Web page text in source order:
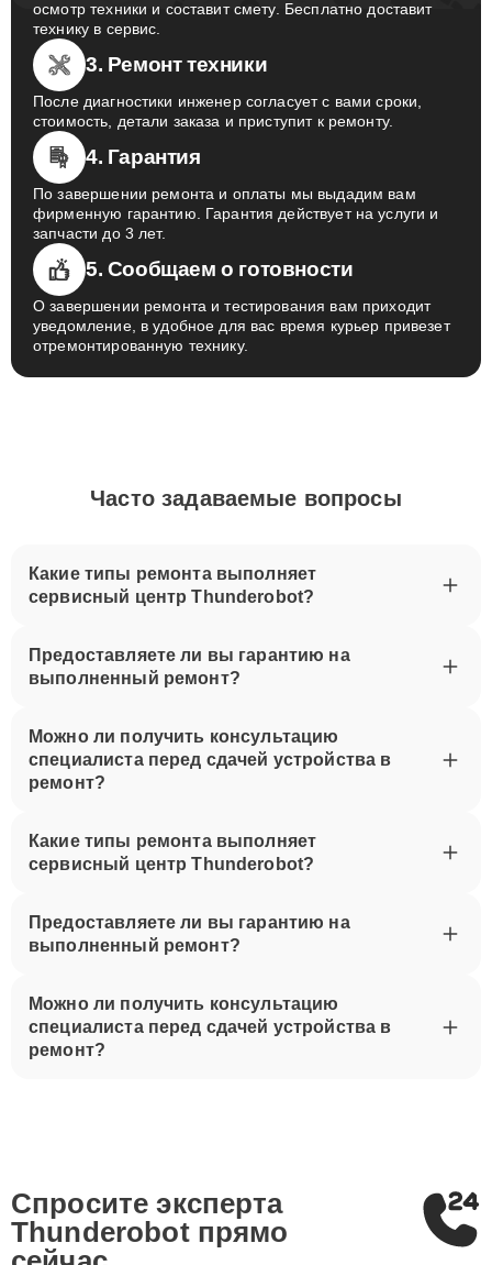
осмотр техники и составит смету. Бесплатно доставит
технику в сервис.
3. Ремонт техники
После диагностики инженер согласует с вами сроки,
стоимость, детали заказа и приступит к ремонту.
4. Гарантия
По завершении ремонта и оплаты мы выдадим вам
фирменную гарантию. Гарантия действует на услуги и
запчасти до 3 лет.
5. Сообщаем о готовности
О завершении ремонта и тестирования вам приходит
уведомление, в удобное для вас время курьер привезет
отремонтированную технику.
Часто задаваемые вопросы
Какие типы ремонта выполняет
сервисный центр Thunderobot?
Предоставляете ли вы гарантию на
выполненный ремонт?
Можно ли получить консультацию
специалиста перед сдачей устройства в
ремонт?
Какие типы ремонта выполняет
сервисный центр Thunderobot?
Предоставляете ли вы гарантию на
выполненный ремонт?
Можно ли получить консультацию
специалиста перед сдачей устройства в
ремонт?
Спросите эксперта
Thunderobot прямо